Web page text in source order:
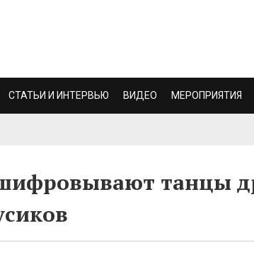
СТАТЬИ И ИНТЕРВЬЮ ВИДЕО МЕРОПРИЯТИЯ
танцы